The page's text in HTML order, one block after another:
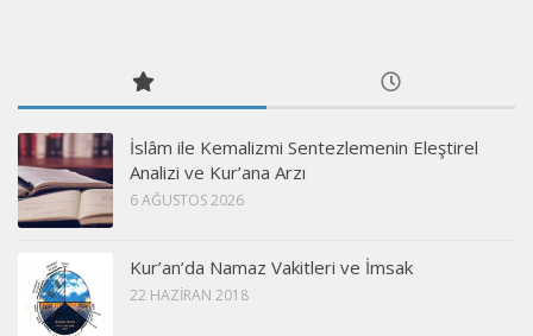
İslâm ile Kemalizmi Sentezlemenin Eleştirel
Analizi ve Kur’ana Arzı
6 AĞUSTOS 2026
Kur’an’da Namaz Vakitleri ve İmsak
22 HAZIRAN 2018